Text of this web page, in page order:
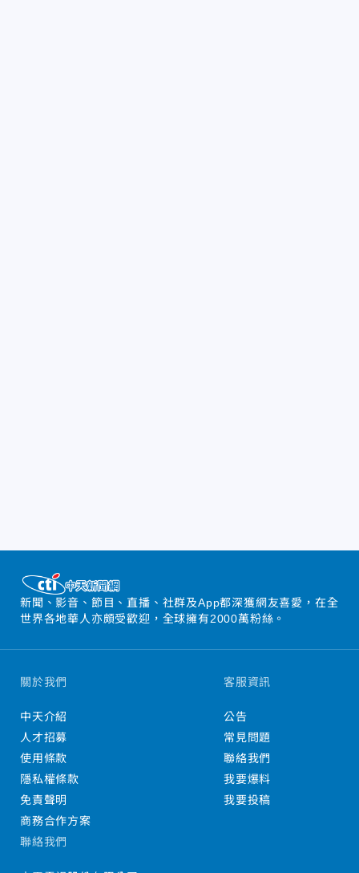
新聞、影音、節目、直播、社群及App都深獲網友喜愛，在全
世界各地華人亦頗受歡迎，全球擁有2000萬粉絲。
關於我們
中天介紹
人才招募
使用條款
隱私權條款
免責聲明
商務合作方案
客服資訊
公告
常見問題
聯絡我們
我要爆料
我要投稿
聯絡我們